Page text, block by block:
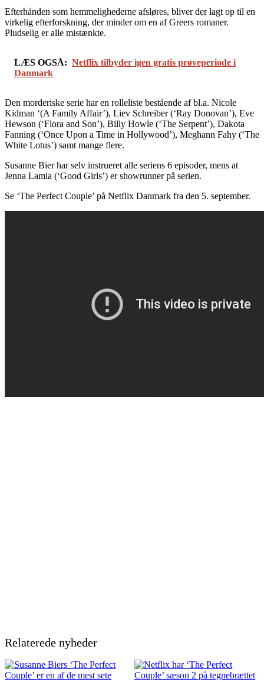
Efterhånden som hemmelighederne afsløres, bliver der lagt op til en
virkelig efterforskning, der minder om en af Greers romaner.
Pludselig er alle mistænkte.
LÆS OGSÅ: Netflix tilbyder igen gratis prøveperiode i
Danmark
Den morderiske serie har en rolleliste bestående af bl.a. Nicole
Kidman ‘(A Family Affair’), Liev Schreiber (‘Ray Donovan’), Eve
Hewson (‘Flora and Son’), Billy Howle (‘The Serpent’), Dakota
Fanning (‘Once Upon a Time in Hollywood’), Meghann Fahy (‘The
White Lotus’) samt mange flere.
Susanne Bier har selv instrueret alle seriens 6 episoder, mens at
Jenna Lamia (‘Good Girls’) er showrunner på serien.
Se ‘The Perfect Couple’ på Netflix Danmark fra den 5. september.
Relaterede nyheder